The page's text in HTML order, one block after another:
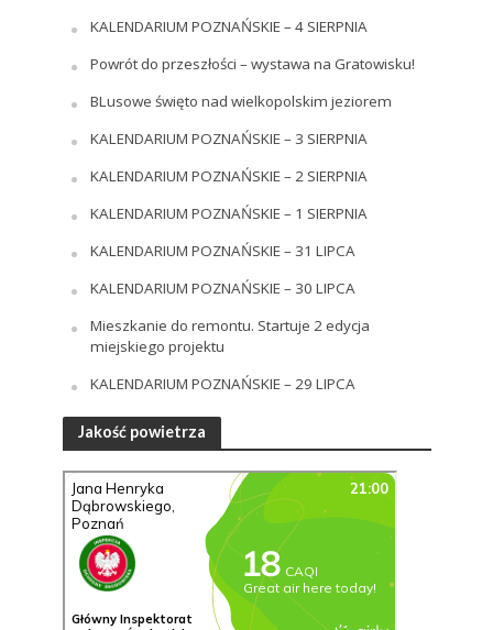
KALENDARIUM POZNAŃSKIE – 4 SIERPNIA
Powrót do przeszłości – wystawa na Gratowisku!
BLusowe święto nad wielkopolskim jeziorem
KALENDARIUM POZNAŃSKIE – 3 SIERPNIA
KALENDARIUM POZNAŃSKIE – 2 SIERPNIA
KALENDARIUM POZNAŃSKIE – 1 SIERPNIA
KALENDARIUM POZNAŃSKIE – 31 LIPCA
KALENDARIUM POZNAŃSKIE – 30 LIPCA
Mieszkanie do remontu. Startuje 2 edycja
miejskiego projektu
KALENDARIUM POZNAŃSKIE – 29 LIPCA
Jakość powietrza